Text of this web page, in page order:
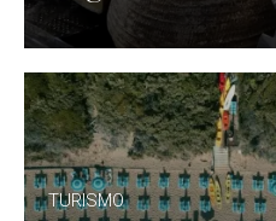
TURISMO